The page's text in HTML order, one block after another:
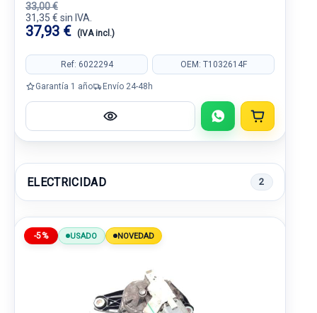
33,00 €
31,35 € sin IVA.
37,93 € (IVA incl.)
Ref: 6022294 OEM: T1032614F
Garantía 1 año Envío 24-48h
ELECTRICIDAD 2
-5% USADO NOVEDAD